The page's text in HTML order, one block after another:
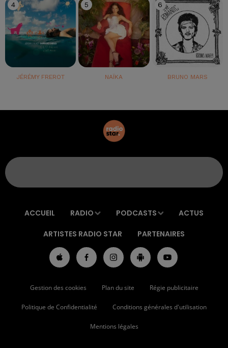
4
JÉRÉMY FREROT
5
NAÏKA
6
BRUNO MARS
ACCUEIL RADIO PODCASTS ACTUS
ARTISTES RADIO STAR PARTENAIRES
Gestion des cookies Plan du site Régie publicitaire
Politique de Confidentialité Conditions générales d'utilisation
Mentions légales